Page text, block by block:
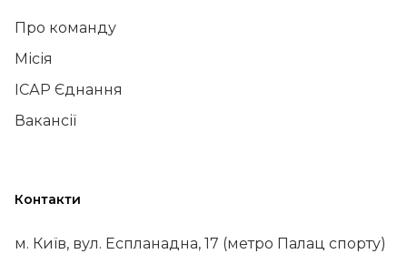
Про команду
Місія
ІСАР Єднання
Вакансії
Контакти
м. Київ, вул. Еспланадна, 17 (метро Палац спорту)